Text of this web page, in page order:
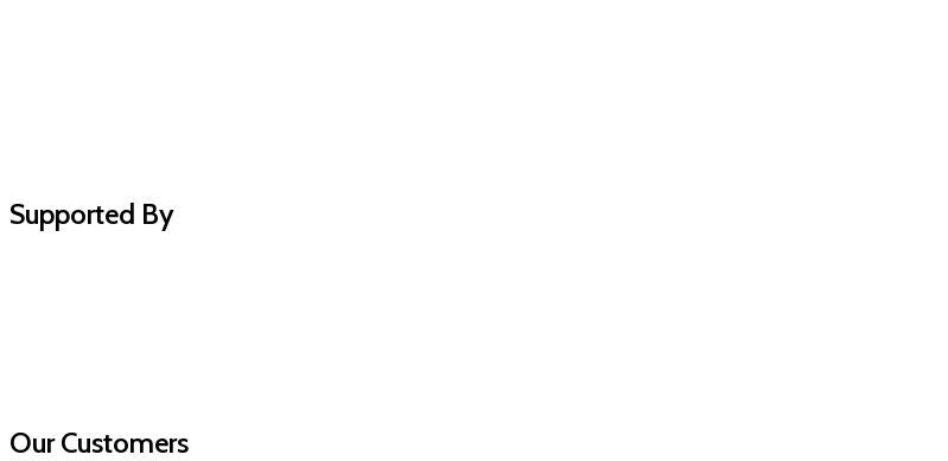
Supported By
Our Customers